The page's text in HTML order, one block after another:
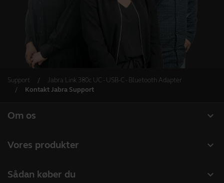
Support
Jabra Link 380c UC - USB-C - Bluetooth Adapter
Kontakt Jabra Support
expand_more
Om os
Bæredygtighed
expand_more
Vores produkter
expand_more
Sådan køber du